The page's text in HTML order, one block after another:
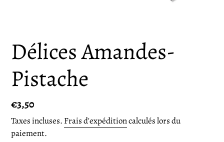
Délices Amandes-
Pistache
Prix
normal
€3,50
Taxes incluses. Frais d'expéditioncalculés lors du
paiement.